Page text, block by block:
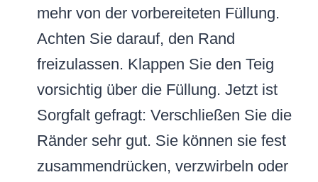
mehr von der vorbereiteten Füllung.
Achten Sie darauf, den Rand
freizulassen. Klappen Sie den Teig
vorsichtig über die Füllung. Jetzt ist
Sorgfalt gefragt: Verschließen Sie die
Ränder sehr gut. Sie können sie fest
zusammendrücken, verzwirbeln oder